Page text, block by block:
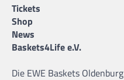
Tickets
Shop
News
Baskets4Life e.V.
Die EWE Baskets Oldenburg